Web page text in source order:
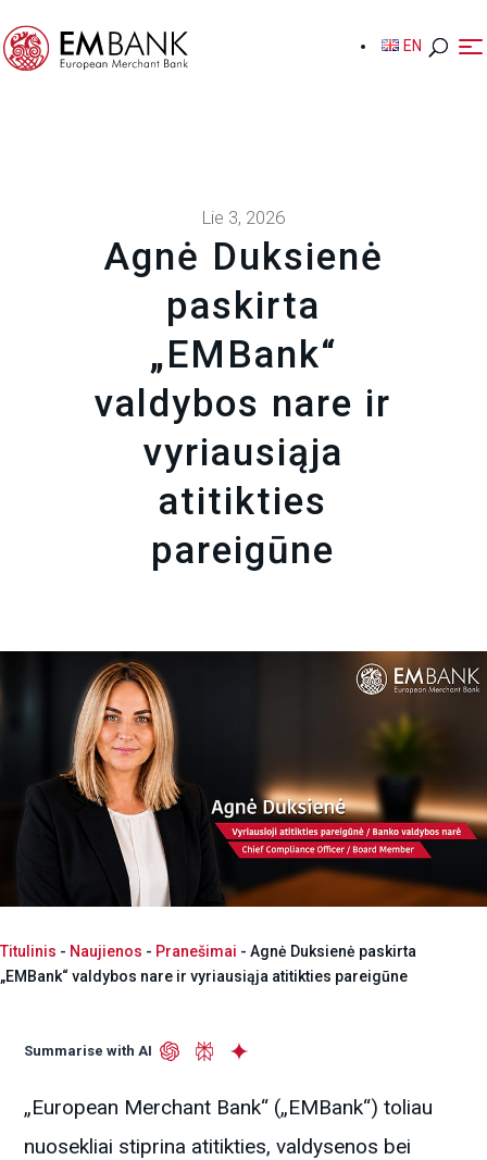
EN
EN
Lie 3, 2026
Agnė Duksienė
paskirta
„EMBank“
valdybos nare ir
vyriausiąja
atitikties
pareigūne
Titulinis - Naujienos - Pranešimai - Agnė Duksienė paskirta
„EMBank“ valdybos nare ir vyriausiąja atitikties pareigūne
Summarise with AI
„European Merchant Bank“ („EMBank“) toliau
nuosekliai stiprina atitikties, valdysenos bei